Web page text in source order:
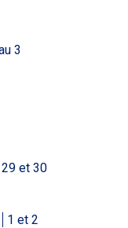
3
et 30
1 et 2